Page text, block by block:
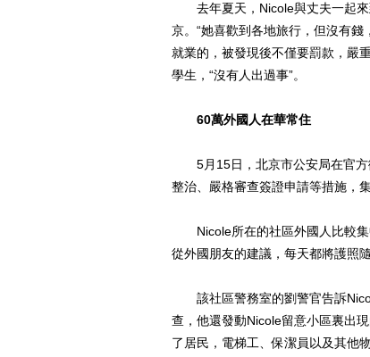
去年夏天，Nicole與丈夫一起來
京。“她喜歡到各地旅行，但沒有錢
就業的，被發現後不僅要罰款，嚴
學生，“沒有人出過事”。
60萬外國人在華常住
5月15日，北京市公安局在官方
整治、嚴格審查簽證申請等措施，
Nicole所在的社區外國人比較集
從外國朋友的建議，每天都將護照
該社區警務室的劉警官告訴
查，他還發動Nicole留意小區裏出
了居民，電梯工、保潔員以及其他